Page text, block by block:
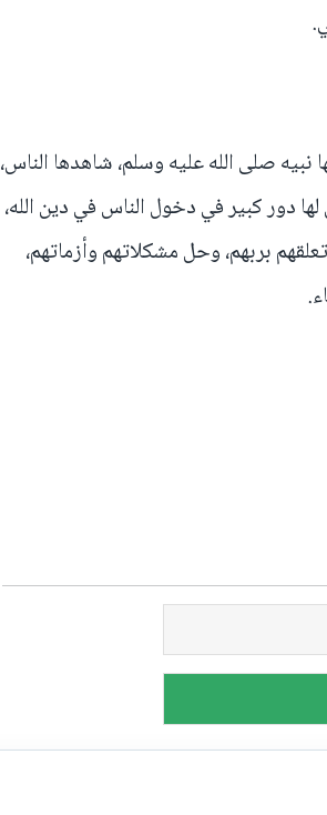
نبيه صلى الله عليه وسلم، شاهدها الناس،
دور كبير في دخول الناس في دين الله،
بربهم، وحل مشكلاتهم وأزماتهم،